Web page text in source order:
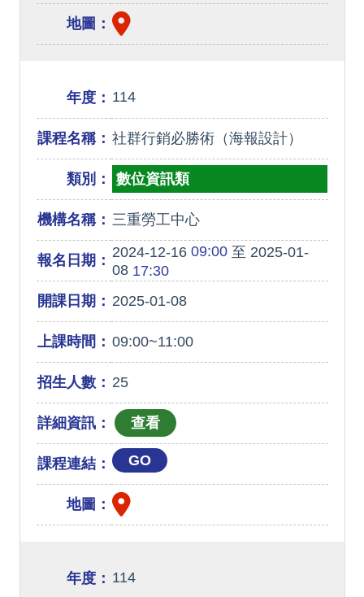
地圖：
年度： 114
課程名稱： 社群行銷必勝術（海報設計）
類別： 數位資訊類
機構名稱： 三重勞工中心
報名日期： 2024-12-1609:00至 2025-01-
0817:30
開課日期： 2025-01-08
上課時間： 09:00~11:00
招生人數： 25
詳細資訊：
課程連結： GO
地圖：
年度： 114